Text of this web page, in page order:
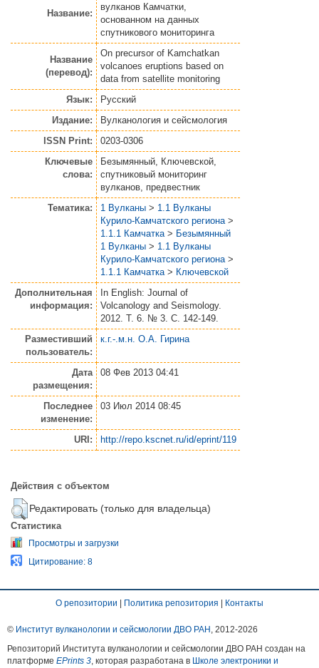
Название:
вулканов Камчатки,
основанном на данных
спутникового мониторинга
Название
(перевод):
On precursor of Kamchatkan
volcanoes eruptions based on
data from satellite monitoring
Язык:
Русский
Издание:
Вулканология и сейсмология
ISSN Print:
0203-0306
Ключевые
слова:
Безымянный, Ключевской,
спутниковый мониторинг
вулканов, предвестник
Тематика:
1 Вулканы > 1.1 Вулканы
Курило-Камчатского региона >
1.1.1 Камчатка > Безымянный
1 Вулканы > 1.1 Вулканы
Курило-Камчатского региона >
1.1.1 Камчатка > Ключевской
Дополнительная
информация:
In English: Journal of
Volcanology and Seismology.
2012. Т. 6. № 3. С. 142-149.
Разместивший
пользователь:
к.г.-.м.н. О.А. Гирина
Дата
размещения:
08 Фев 2013 04:41
Последнее
изменение:
03 Июл 2014 08:45
URI: http://repo.kscnet.ru/id/eprint/119
Действия с объектом
Редактировать (только для владельца)
Статистика
Просмотры и загрузки
Цитирование: 8
О репозитории | Политика репозитория | Контакты
© Институт вулканологии и сейсмологии ДВО РАН , 2012-2026
Репозиторий Института вулканологии и сейсмологии ДВО РАН создан на
платформе EPrints 3 , которая разработана в Школе электроники и